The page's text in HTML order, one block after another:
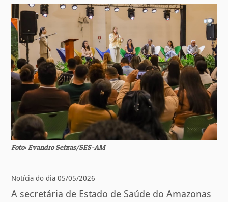
Foto: Evandro Seixas/SES-AM
Notícia do dia 05/05/2026
A secretária de Estado de Saúde do Amazonas